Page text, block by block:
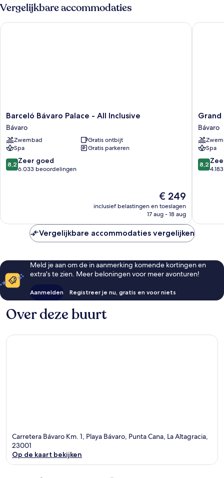
laden
Level
Swim
Vergelijkbare accommodaties
Barceló
Bávaro
Palace
-
All
Inclusive
Bávaro
Barceló Bávaro Palace - All Inclusive
Bávaro
Zwembad
Gratis ontbijt
Spa
Gratis parkeren
8.2
van
8,2 Zeer goed
6.033 beoordelingen
De
prijs
is
€ 249
inclusief belastingen en toeslagen
17 aug - 18 aug
Barceló Bávaro Palace - All Inclusive
Grand
Bavaro
Princess
-
All
Inclusive
Bávaro
Grand
Bávaro
Spa
8.2
van
8,2
Grand
Vergelijkbare accommodaties vergelijken
Meld je aan om de in aanmerking komende kortingen en
extra's te zien. Meer beloningen voor meer avonturen!
Aanmelden Registreer je nu, gratis en voor niets
Over deze buurt
Carretera Bávaro Km. 1, Playa Bávaro, Punta Cana, La Altagracia,
23001
Op de kaart bekijken